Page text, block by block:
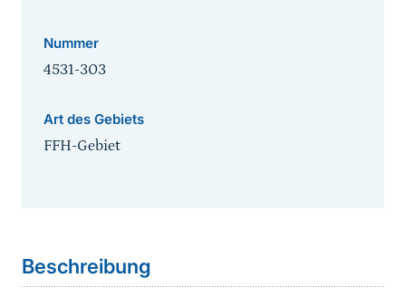
Nummer
4531-303
Art des Gebiets
FFH-Gebiet
Beschreibung